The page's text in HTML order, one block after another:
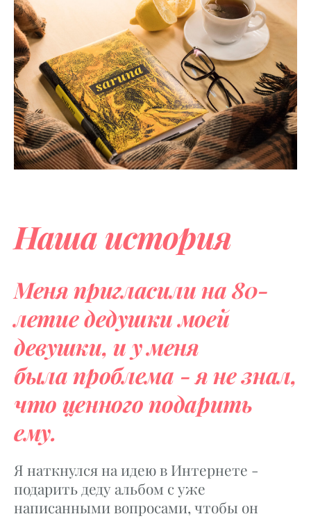
Наша история
Меня пригласили на 80-
летиедедушкимоей
девушки, и у меня
была проблема - я не знал,
что ценного подарить
ему.
Я наткнулся на идею в Интернете -
подарить деду альбом с уже
написанными вопросами, чтобы он